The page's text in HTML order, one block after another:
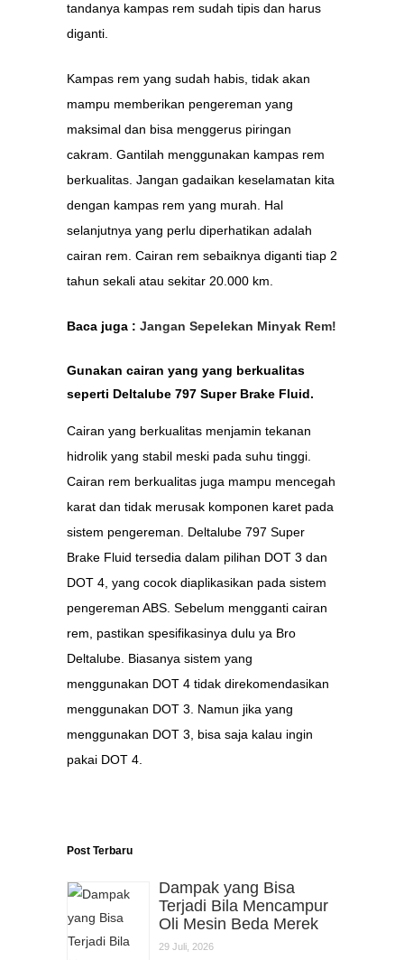
tandanya kampas rem sudah tipis dan harus
diganti.
Kampas rem yang sudah habis, tidak akan
mampu memberikan pengereman yang
maksimal dan bisa menggerus piringan
cakram. Gantilah menggunakan kampas rem
berkualitas. Jangan gadaikan keselamatan kita
dengan kampas rem yang murah. Hal
selanjutnya yang perlu diperhatikan adalah
cairan rem. Cairan rem sebaiknya diganti tiap 2
tahun sekali atau sekitar 20.000 km.
Baca juga : Jangan Sepelekan Minyak Rem!
Gunakan cairan yang yang berkualitas
seperti Deltalube 797 Super Brake Fluid.
Cairan yang berkualitas menjamin tekanan
hidrolik yang stabil meski pada suhu tinggi.
Cairan rem berkualitas juga mampu mencegah
karat dan tidak merusak komponen karet pada
sistem pengereman. Deltalube 797 Super
Brake Fluid tersedia dalam pilihan DOT 3 dan
DOT 4, yang cocok diaplikasikan pada sistem
pengereman ABS. Sebelum mengganti cairan
rem, pastikan spesifikasinya dulu ya Bro
Deltalube. Biasanya sistem yang
menggunakan DOT 4 tidak direkomendasikan
menggunakan DOT 3. Namun jika yang
menggunakan DOT 3, bisa saja kalau ingin
pakai DOT 4.
Post Terbaru
Dampak yang Bisa
Terjadi Bila Mencampur
Oli Mesin Beda Merek
29 Juli, 2026